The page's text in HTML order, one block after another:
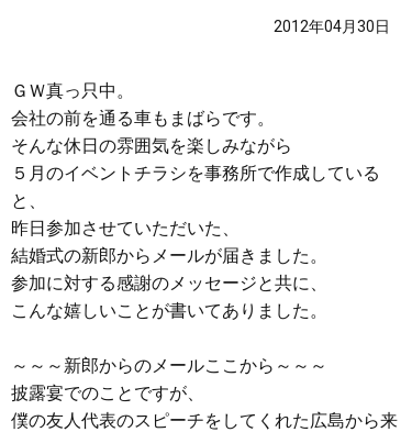
2012年04月30日
ＧＷ真っ只中。
会社の前を通る車もまばらです。
そんな休日の雰囲気を楽しみながら
５月のイベントチラシを事務所で作成している
と、
昨日参加させていただいた、
結婚式の新郎からメールが届きました。
参加に対する感謝のメッセージと共に、
こんな嬉しいことが書いてありました。
～～～新郎からのメールここから～～～
披露宴でのことですが、
僕の友人代表のスピーチをしてくれた広島から来